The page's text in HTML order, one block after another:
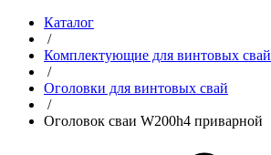
Каталог
/
Комплектующие для винтовых свай
/
Оголовки для винтовых свай
/
Оголовок сваи W200h4 приварной